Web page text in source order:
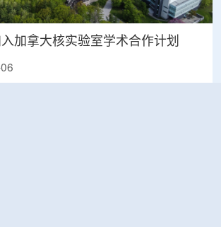
加拿大核实验室学术合作计划